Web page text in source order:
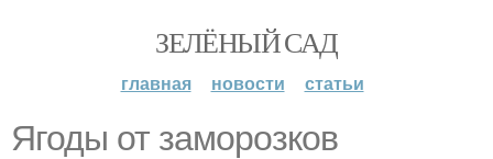
ЗЕЛЁНЫЙ САД
главная новости статьи
Ягоды от заморозков